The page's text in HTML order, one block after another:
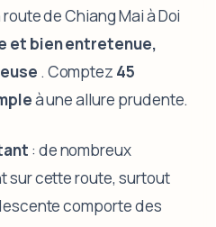
de Chiang Mai à Doi
et bien entretenue,
. Comptez 45
à une allure prudente.
: de nombreux
sur cette route, surtout
comporte des